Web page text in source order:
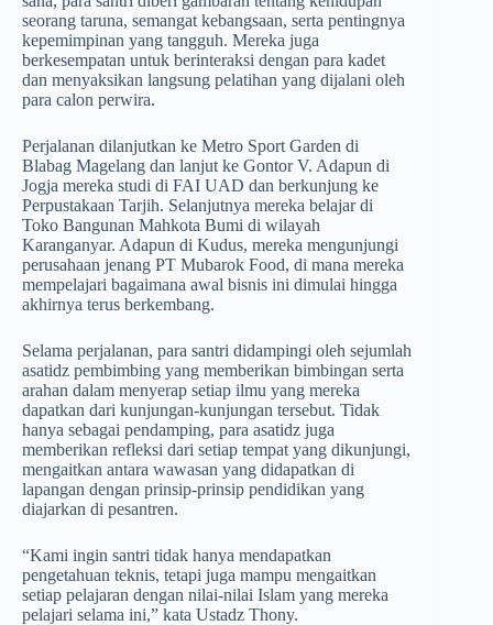
seorang taruna, semangat kebangsaan, serta pentingnya
kepemimpinan yang tangguh. Mereka juga
berkesempatan untuk berinteraksi dengan para kadet
dan menyaksikan langsung pelatihan yang dijalani oleh
para calon perwira.
Perjalanan dilanjutkan ke Metro Sport Garden di
Blabag Magelang dan lanjut ke Gontor V. Adapun di
Jogja mereka studi di FAI UAD dan berkunjung ke
Perpustakaan Tarjih. Selanjutnya mereka belajar di
Toko Bangunan Mahkota Bumi di wilayah
Karanganyar. Adapun di Kudus, mereka mengunjungi
perusahaan jenang PT Mubarok Food, di mana mereka
mempelajari bagaimana awal bisnis ini dimulai hingga
akhirnya terus berkembang.
Selama perjalanan, para santri didampingi oleh sejumlah
asatidz pembimbing yang memberikan bimbingan serta
arahan dalam menyerap setiap ilmu yang mereka
dapatkan dari kunjungan-kunjungan tersebut. Tidak
hanya sebagai pendamping, para asatidz juga
memberikan refleksi dari setiap tempat yang dikunjungi,
mengaitkan antara wawasan yang didapatkan di
lapangan dengan prinsip-prinsip pendidikan yang
diajarkan di pesantren.
“Kami ingin santri tidak hanya mendapatkan
pengetahuan teknis, tetapi juga mampu mengaitkan
setiap pelajaran dengan nilai-nilai Islam yang mereka
pelajari selama ini,” kata Ustadz Thony.